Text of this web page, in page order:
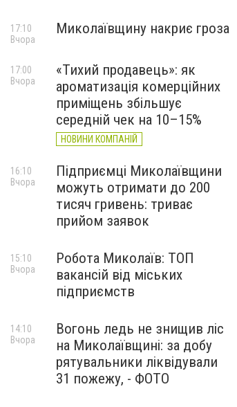
Миколаївщину накриє гроза
17:10
Вчора
«Тихий продавець»: як
ароматизація комерційних
приміщень збільшує
середній чек на 10–15%
НОВИНИ КОМПАНІЙ
17:00
Вчора
Підприємці Миколаївщини
можуть отримати до 200
тисяч гривень: триває
прийом заявок
16:10
Вчора
Робота Миколаїв: ТОП
вакансій від міських
підприємств
15:10
Вчора
Вогонь ледь не знищив ліс
на Миколаївщині: за добу
рятувальники ліквідували
31 пожежу, - ФОТО
14:10
Вчора